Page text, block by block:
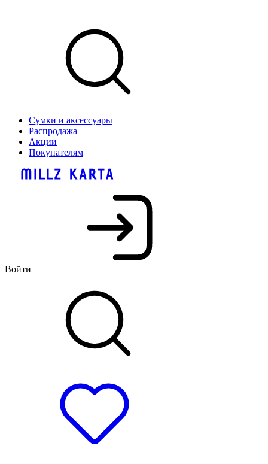
Сумки и аксессуары
Распродажа
Акции
Покупателям
Войти